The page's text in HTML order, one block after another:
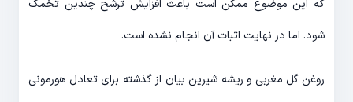
که این موضوع ممکن است باعث افزایش ترشح چندین تخمک
شود. اما در نهایت اثبات آن انجام نشده است.
روغن گل مغربی و ریشه شیرین بیان از گذشته برای تعادل هورمونی